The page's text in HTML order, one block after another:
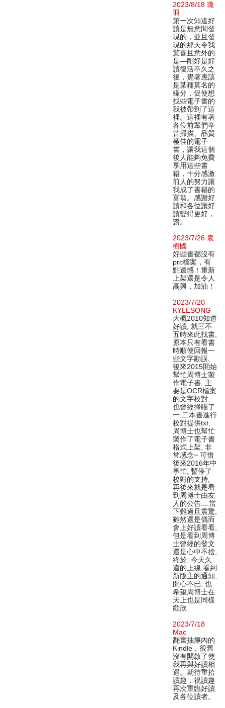
2023/8/18 璐
羽
第一次知道好
讀是無意間發
現的，並且發
現的那天令我
驚喜且意外的
是—剛好是好
讀復活不久之
後，覺著應該
是某種莫名的
緣分，促使想
找些電子書的
我被帶到了這
裡。這裡有著
各位前輩們辛
苦掃描、品質
極佳的電子
書，讓我這個
後人能夠免費
享用這些書
籍，十分感激
前人的努力讓
我成了書籍的
富翁。感謝好
讀和各位讓好
讀變得更好，
讚。
2023/7/26 袁
樹國
好些書都沒有
prc檔案，有
點遺憾！重新
上架還是令人
高興，加油！
2023/7/20
KYLESONG
大概2010知道
好讀, 就三不
五時來此找書,
原本只有看書
時順便回報一
些文字勘誤,
後來2015開始
幫忙周博士製
作電子書, 主
要是OCR檔案
的文字校對,
也曾經掃瞄了
一,二本書進行
校對提供txt,
周博士也幫忙
製作了電子書
格式上架, 非
常感念~ 可惜
後來2016年中
事忙, 暫停了
校對的支持,
再後來就是看
到周博士由友
人的公告....當
下難過且震驚,
雖然還是偶而
會上好讀看看,
但是看到周博
士曾經的發文
還是心中不捨,
終於, 今天久
違的上線,看到
新版主的通知,
開心不已, 也
希望周博士在
天上也是同樣
歡欣.
2023/7/18
Mac
翻書抽屜內的
Kindle，很舊
沒有開啟了使
我再與好讀相
遇。期待重拾
讀趣，祝讀趣
再次重臨好讀
及各位讀者。